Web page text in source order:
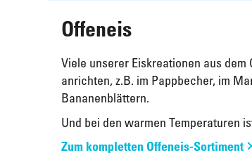
Offeneis
Viele unserer Eiskreationen aus
anrichten, z.B. im Pappbecher, im
Bananenblättern.
Und bei den warmen Temperaturen
Zum kompletten Offeneis-Sortiment